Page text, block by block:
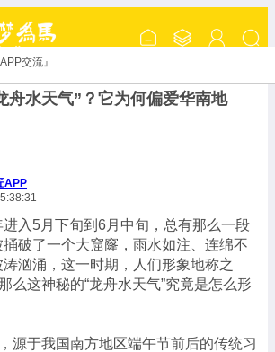
交流』
舟水天气”？它为何偏爱华南地
APP
入5月下旬到6月中旬，总有那么一段
破了一个大窟窿，雨水如注、连绵不
汹涌，这一时期，人们形象地称之
么这神秘的“龙舟水天气”究竟是怎么形
源于我国南方地区端午节前后的传统习